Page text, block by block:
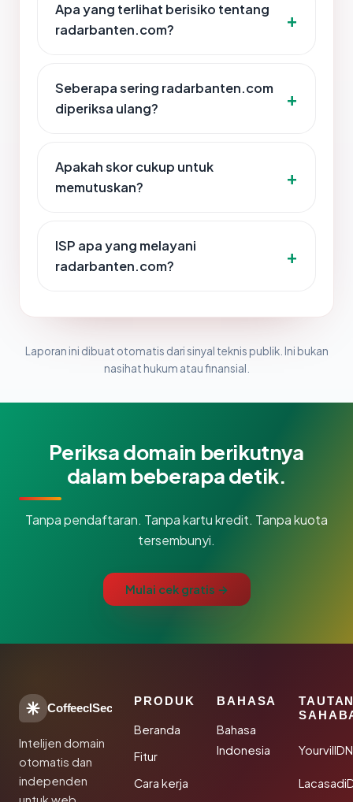
Apa yang terlihat berisiko tentang
radarbanten.com?
Seberapa sering radarbanten.com
diperiksa ulang?
Apakah skor cukup untuk
memutuskan?
ISP apa yang melayani
radarbanten.com?
Laporan ini dibuat otomatis dari sinyal teknis publik. Ini bukan
nasihat hukum atau finansial.
Periksa domain berikutnya
dalam beberapa detik.
Tanpa pendaftaran. Tanpa kartu kredit. Tanpa kuota
tersembunyi.
Mulai cek gratis →
CoffeeclSec
Intelijen domain
otomatis dan
independen
PRODUK
Beranda
Fitur
Cara kerja
BAHASA
Bahasa
Indonesia